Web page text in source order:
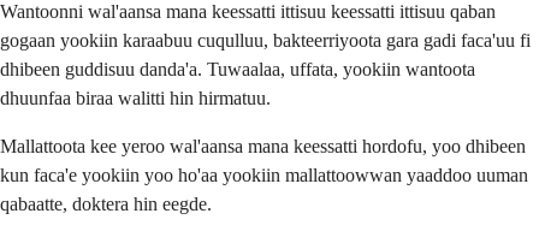
Wantoonni wal'aansa mana keessatti ittisuu keessatti ittisuu qaban
gogaan yookiin karaabuu cuqulluu, bakteerriyoota gara gadi faca'uu fi
dhibeen guddisuu danda'a. Tuwaalaa, uffata, yookiin wantoota
dhuunfaa biraa walitti hin hirmatuu.
Mallattoota kee yeroo wal'aansa mana keessatti hordofu, yoo dhibeen
kun faca'e yookiin yoo ho'aa yookiin mallattoowwan yaaddoo uuman
qabaatte, doktera hin eegde.